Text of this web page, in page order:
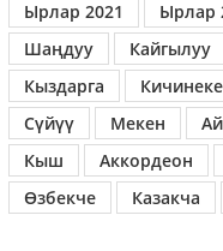
Ырлар 2021
Ырлар
Шаңдуу
Кайгылуу
Кыздарга
Сүйүү
Мекен
Кыш
Аккордеон
Өзбекче
Казакча